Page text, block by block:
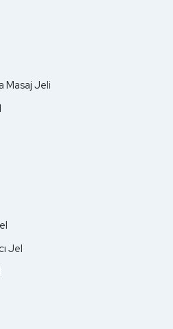
Masaj Jeli
Jel